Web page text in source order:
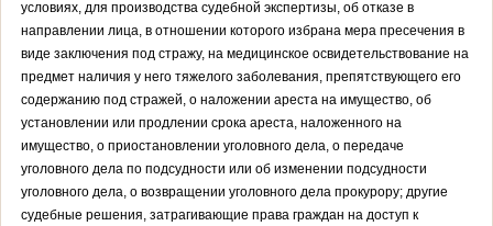
условиях, для производства судебной экспертизы, об отказе в
направлении лица, в отношении которого избрана мера пресечения в
виде заключения под стражу, на медицинское освидетельствование на
предмет наличия у него тяжелого заболевания, препятствующего его
содержанию под стражей, о наложении ареста на имущество, об
установлении или продлении срока ареста, наложенного на
имущество, о приостановлении уголовного дела, о передаче
уголовного дела по подсудности или об изменении подсудности
уголовного дела, о возвращении уголовного дела прокурору; другие
судебные решения, затрагивающие права граждан на доступ к